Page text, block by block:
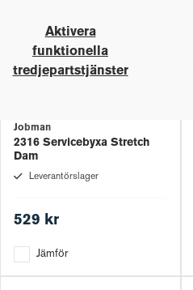
Aktivera
funktionella
tredjepartstjänster
Jobman
2316 Servicebyxa Stretch
Dam
Leverantörslager
529 kr
Jämför